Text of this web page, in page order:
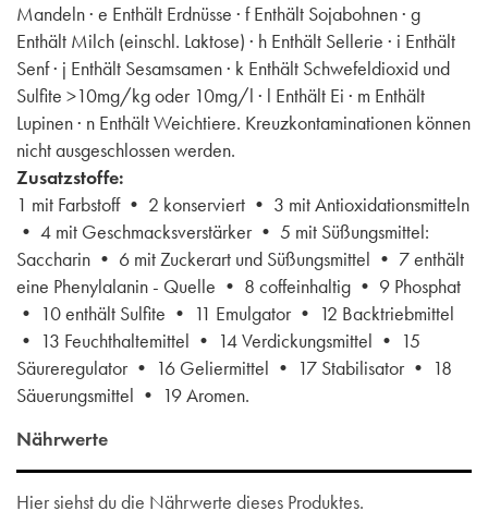
Mandeln · e Enthält Erdnüsse · f Enthält Sojabohnen · g
Enthält Milch (einschl. Laktose) · h Enthält Sellerie · i Enthält
Senf · j Enthält Sesamsamen · k Enthält Schwefeldioxid und
Sulfite >10mg/kg oder 10mg/l · l Enthält Ei · m Enthält
Lupinen · n Enthält Weichtiere. Kreuzkontaminationen können
nicht ausgeschlossen werden.
Zusatzstoffe:
1 mit Farbstoff • 2 konserviert • 3 mit Antioxidationsmitteln
• 4 mit Geschmacksverstärker • 5 mit Süßungsmittel:
Saccharin • 6 mit Zuckerart und Süßungsmittel • 7 enthält
eine Phenylalanin - Quelle • 8 coffeinhaltig • 9 Phosphat
• 10 enthält Sulfite • 11 Emulgator • 12 Backtriebmittel
• 13 Feuchthaltemittel • 14 Verdickungsmittel • 15
Säureregulator • 16 Geliermittel • 17 Stabilisator • 18
Säuerungsmittel • 19 Aromen.
Nährwerte
Hier siehst du die Nährwerte dieses Produktes.